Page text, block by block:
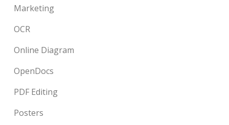
Marketing
OCR
Online Diagram
OpenDocs
PDF Editing
Posters